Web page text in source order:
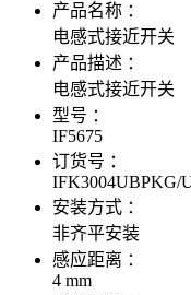
产品名称 ：
电感式接近开关
产品描述 ：
电感式接近开关
型号 ：
IF5675
订货号 ：
IFK3004UBPKG/
安装方式 ：
非齐平安装
感应距离 ：
4 mm